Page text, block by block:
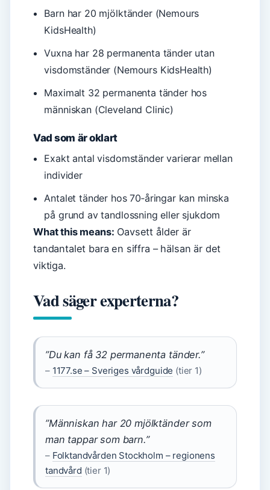
Barn har 20 mjölktänder (Nemours
KidsHealth)
Vuxna har 28 permanenta tänder utan
visdomständer (Nemours KidsHealth)
Maximalt 32 permanenta tänder hos
människan (Cleveland Clinic)
Vad som är oklart
Exakt antal visdomständer varierar mellan
individer
Antalet tänder hos 70‑åringar kan minska
på grund av tandlossning eller sjukdom
What this means: Oavsett ålder är
tandantalet bara en siffra – hälsan är det
viktiga.
Vad säger experterna?
”Du kan få 32 permanenta tänder.”
– 1177.se – Sveriges vårdguide (tier 1)
”Människan har 20 mjölktänder som
man tappar som barn.”
– Folktandvården Stockholm – regionens
tandvård (tier 1)